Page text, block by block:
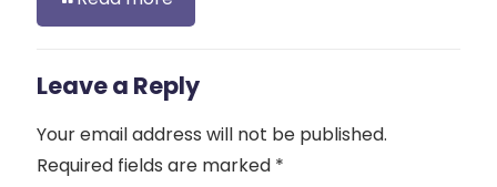
Leave a Reply
Your email address will not be published.
Required fields are marked *